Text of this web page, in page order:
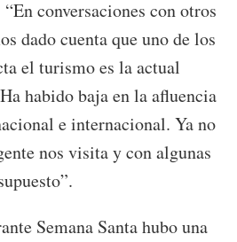
conversaciones con otros
dado cuenta que uno de los
el turismo es la actual
habido baja en la afluencia
e internacional. Ya no
nos visita y con algunas
Semana Santa hubo una